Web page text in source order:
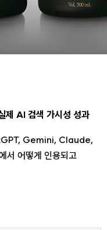
자㈜
랜드㈜
㈜
제 AI 검색 가시성 성과
Gemini, Claude,
서 어떻게 인용되고